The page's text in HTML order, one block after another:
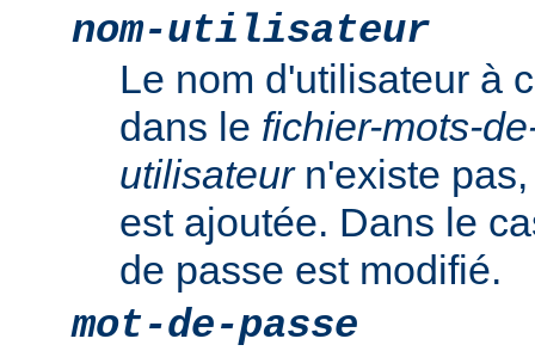
nom-utilisateur
Le nom d'utilisateur à
dans le fichier-mots-
utilisateurn'existe
est ajoutée. Dans le
de passe est modifié.
mot-de-passe